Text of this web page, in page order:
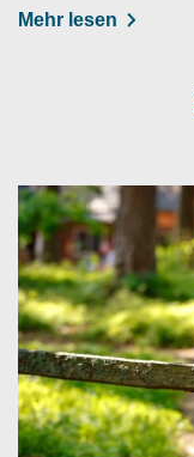
Mehr lesen